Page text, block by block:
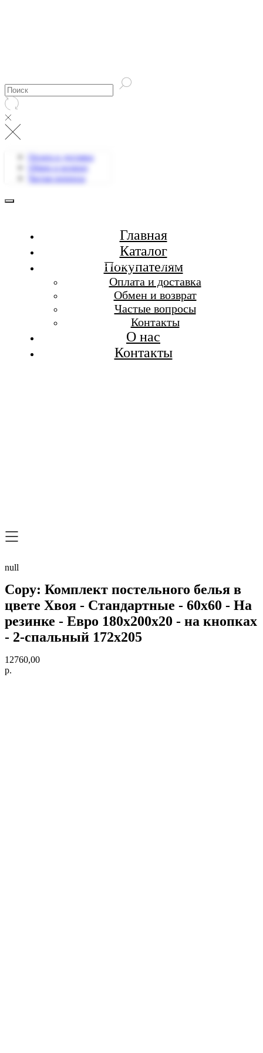
Бесплатная доставка при заказе от 7 000 р.
null
Оплата и доставка
Обмен и возврат
Частые вопросы
Главная
Каталог
Покупателям
Оплата и доставка
Обмен и возврат
Частые вопросы
Контакты
О нас
Контакты
Copy: Комплект постельного белья в
цвете Хвоя - Стандартные - 60х60 - На
резинке - Евро 180х200х20 - на кнопках
- 2-спальный 172х205
12760,00
р.